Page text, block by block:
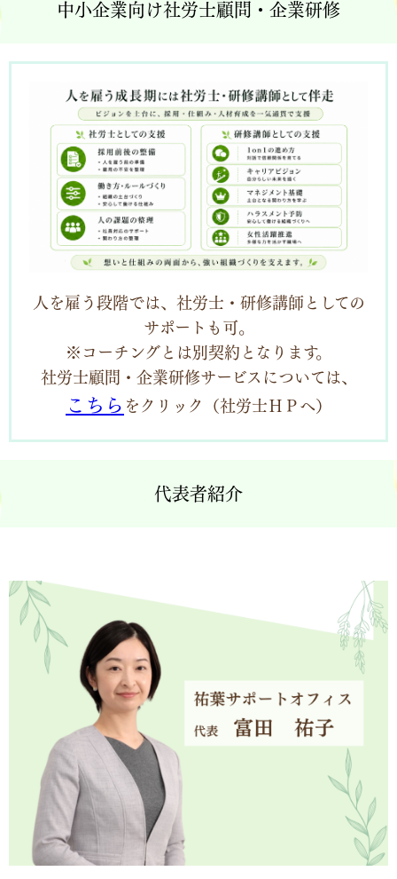
中小企業向け社労士顧問・企業研修
人を雇う段階では、社労士・研修講師としての
サポートも可。
※コーチングとは別契約となります。
社労士顧問・企業研修サービスについては、
こちら をクリック（社労士ＨＰへ）
代表者紹介